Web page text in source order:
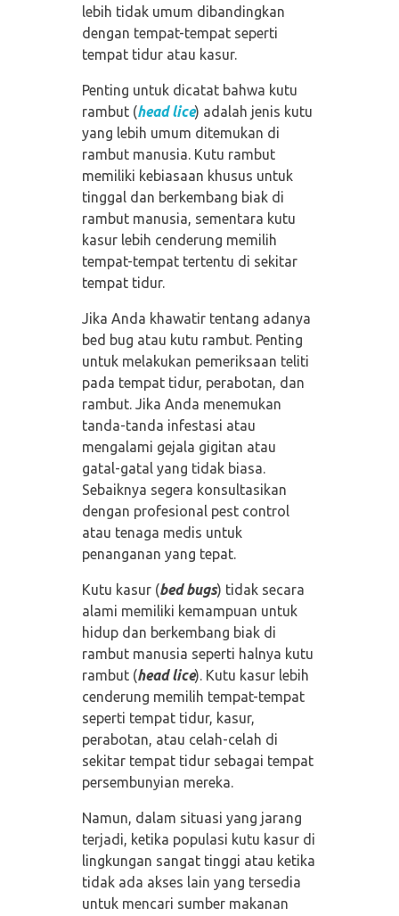
lebih tidak umum dibandingkan
dengan tempat-tempat seperti
tempat tidur atau kasur.
Penting untuk dicatat bahwa kutu
rambut (head lice) adalah jenis kutu
yang lebih umum ditemukan di
rambut manusia. Kutu rambut
memiliki kebiasaan khusus untuk
tinggal dan berkembang biak di
rambut manusia, sementara kutu
kasur lebih cenderung memilih
tempat-tempat tertentu di sekitar
tempat tidur.
Jika Anda khawatir tentang adanya
bed bug atau kutu rambut. Penting
untuk melakukan pemeriksaan teliti
pada tempat tidur, perabotan, dan
rambut. Jika Anda menemukan
tanda-tanda infestasi atau
mengalami gejala gigitan atau
gatal-gatal yang tidak biasa.
Sebaiknya segera konsultasikan
dengan profesional pest control
atau tenaga medis untuk
penanganan yang tepat.
Kutu kasur (bed bugs) tidak secara
alami memiliki kemampuan untuk
hidup dan berkembang biak di
rambut manusia seperti halnya kutu
rambut (head lice). Kutu kasur lebih
cenderung memilih tempat-tempat
seperti tempat tidur, kasur,
perabotan, atau celah-celah di
sekitar tempat tidur sebagai tempat
persembunyian mereka.
Namun, dalam situasi yang jarang
terjadi, ketika populasi kutu kasur di
lingkungan sangat tinggi atau ketika
tidak ada akses lain yang tersedia
untuk mencari sumber makanan